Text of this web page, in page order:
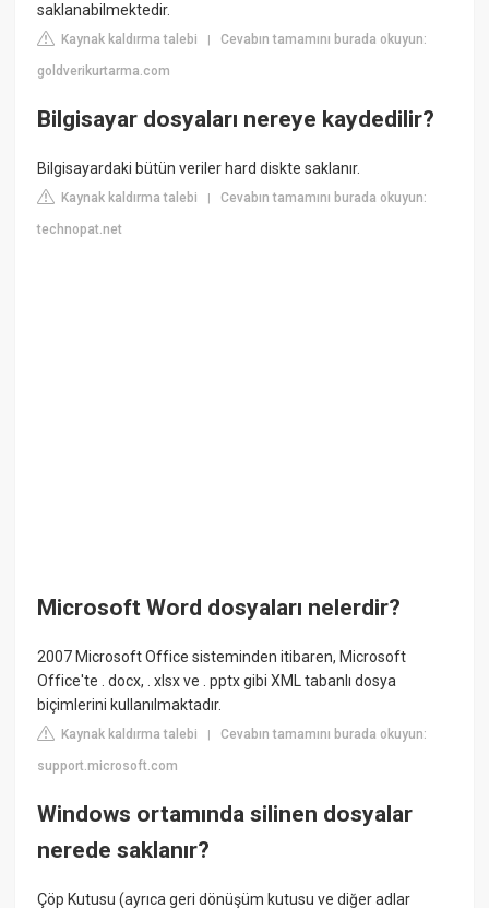
saklanabilmektedir.
Kaynak kaldırma talebi |Cevabın tamamını burada okuyun:
goldverikurtarma.com
Bilgisayar dosyaları nereye kaydedilir?
Bilgisayardaki bütün veriler hard diskte saklanır.
Kaynak kaldırma talebi |Cevabın tamamını burada okuyun:
technopat.net
Microsoft Word dosyaları nelerdir?
2007 Microsoft Office sisteminden itibaren, Microsoft
Office'te . docx, . xlsx ve . pptx gibi XML tabanlı dosya
biçimlerini kullanılmaktadır.
Kaynak kaldırma talebi |Cevabın tamamını burada okuyun:
support.microsoft.com
Windows ortamında silinen dosyalar
nerede saklanır?
Çöp Kutusu (ayrıca geri dönüşüm kutusu ve diğer adlar